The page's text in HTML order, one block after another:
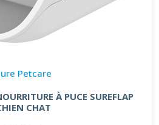
Petcare
À PUCE SUREFLAP
CHAT